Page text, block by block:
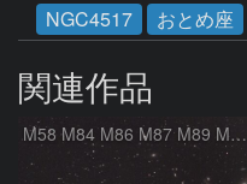
NGC4517
おとめ座
関連作品
M58 M84 M86 M87 M89 M90 マルカリアンの銀河鎖 おとめ座 かみのけ座